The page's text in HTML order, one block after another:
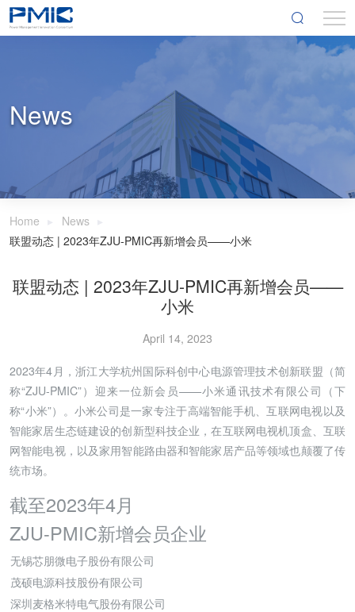
News
Home
News
联盟动态 | 2023年ZJU-PMIC再新增会员——小米
联盟动态 | 2023年ZJU-PMIC再新增会员——
小米
April 14, 2023
2023年4月，浙江大学杭州国际科创中心电源管理技术创新联盟（简
称“ZJU-PMIC”）迎来一位新会员——小米通讯技术有限公司（下
称“小米”）。小米公司是一家专注于高端智能手机、互联网电视以及
智能家居生态链建设的创新型科技企业，在互联网电视机顶盒、互联
网智能电视，以及家用智能路由器和智能家居产品等领域也颠覆了传
统市场。
截至2023年4月
ZJU-PMIC新增会员企业
无锡芯朋微电子股份有限公司
茂硕电源科技股份有限公司
深圳麦格米特电气股份有限公司